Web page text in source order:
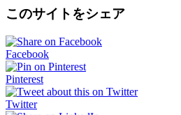
このサイトをシェア
Facebook
Pinterest
Twitter